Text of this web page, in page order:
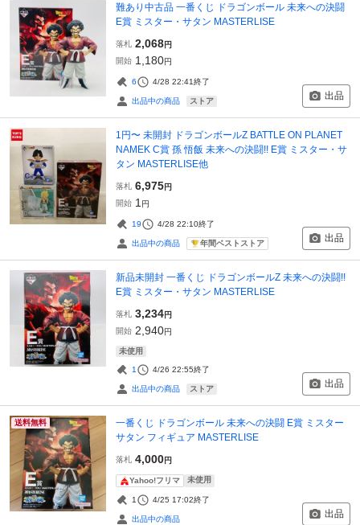
難あり中古品 一番くじ ドラゴンボール 未来への決闘
E賞 ミスター・サタン MASTERLISE
落札 2,068円
開始 1,180円
6 4/28 22:41終了
出品中の商品 ストア 出品
1円〜 未開封 ドラゴンボールZ BATTLE ON PLANET
NAMEK C賞 孫 悟飯 未来への決闘!! E賞 ミスター・サ
タン MASTERLISE他
落札 6,975円
開始 1 円
19 4/28 22:10終了
出品中の商品 年間ベストストア 出品
新品未開封 一番くじ ドラゴンボールZ 未来への決闘!!
E賞 ミスター・サタン MASTERLISE
落札 3,234円
開始 2,940円
未使用
1 4/26 22:55終了
出品中の商品 ストア 出品
送料無料
一番くじ ドラゴンボール 未来への決闘 E賞 ミスター
サタン フィギュア MASTERLISE
落札 4,000円
Yahoo!フリマ 未使用
1 4/25 17:02終了
出品中の商品 出品